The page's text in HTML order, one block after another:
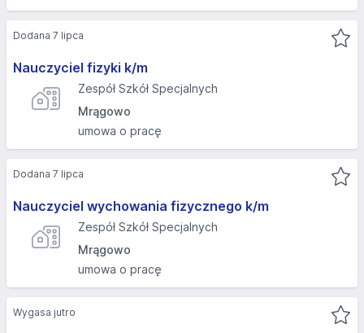
Nauczyciel fizyki k/m
Zespół Szkół Specjalnych
Mrągowo
umowa o pracę
Dodana 7 lipca
Nauczyciel wychowania fizycznego k/m
Zespół Szkół Specjalnych
Mrągowo
umowa o pracę
Dodana 7 lipca
Wygasa jutro